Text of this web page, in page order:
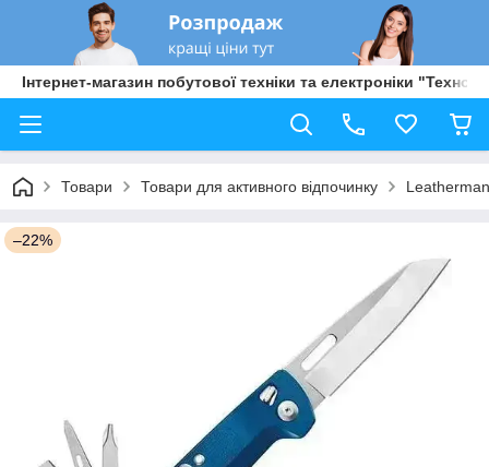
Інтернет-магазин побутової техніки та електроніки "Техно
Товари Товари для активного відпочинку
–22%